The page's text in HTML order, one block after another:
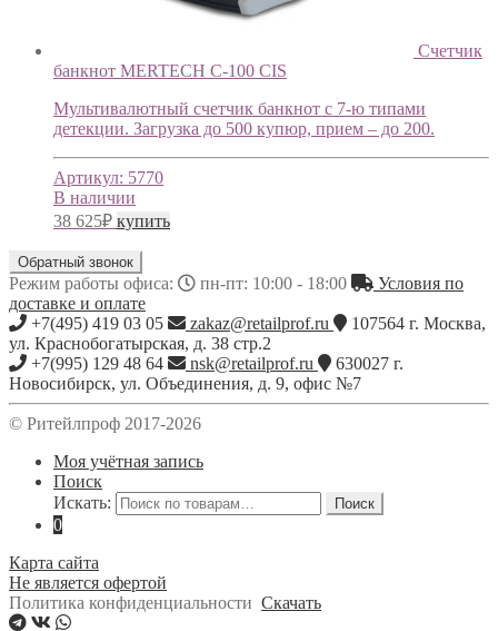
Счетчик
банкнот MERTECH C-100 CIS
Мультивалютный счетчик банкнот с 7-ю типами
детекции. Загрузка до 500 купюр, прием – до 200.
Артикул: 5770
В наличии
38 625₽ купить
Обратный звонок
Режим работы офиса: пн-пт: 10:00 - 18:00
Условия по
доставке и оплате
+7(495) 419 03 05
zakaz@retailprof.ru 107564 г. Москва,
ул. Краснобогатырская, д. 38 стр.2
+7(995) 129 48 64
nsk@retailprof.ru 630027 г.
Новосибирск, ул. Объединения, д. 9, офис №7
© Ритейлпроф 2017-2026
Моя учётная запись
Поиск
Искать:
Поиск
0
Карта сайта
Не является офертой
Политика конфиденциальности Скачать